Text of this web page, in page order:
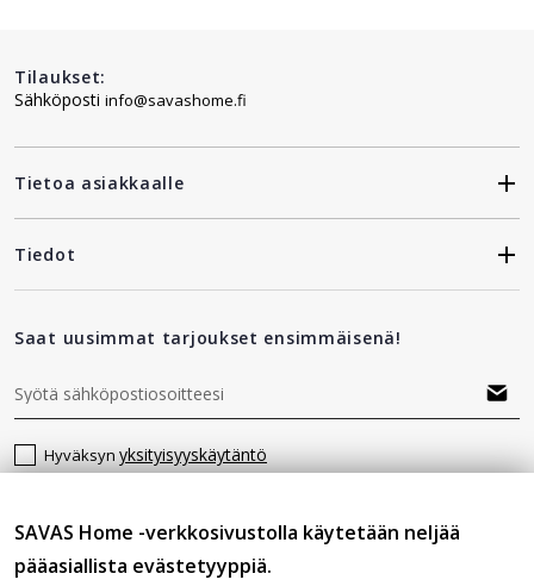
Tilaukset:
Sähköposti info@savashome.fi
Tietoa asiakkaalle
Tiedot
Saat uusimmat tarjoukset ensimmäisenä!
Hyväksyn yksityisyyskäytäntö
SAVAS Home -verkkosivustolla käytetään neljää
pääasiallista evästetyyppiä.